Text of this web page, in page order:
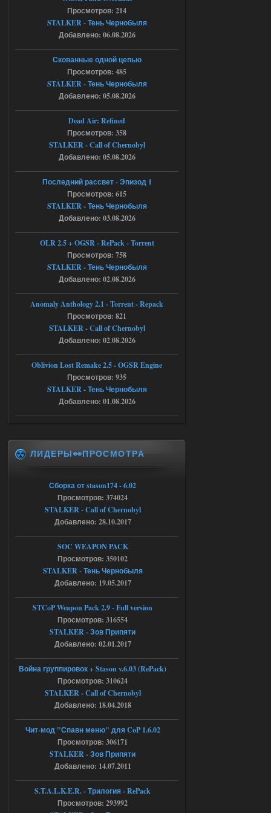
Спавнер + Правки + Античит - Dead
City Final
Что то не работает спавнер,
все устанавливал по
мануалу......
Ответить ➤
06.08.2026
Игра для сталкера 21-очко
ruslanpyrusov
как изменить макс сумму
ставки в файлах чтобы
ставить больше 1 к
Ответить ➤
05.08.2026
Тайна Зоны - Remaster 2026
Stalker-Mods-Clan-su
Доступно только для пользователей
Ответить ➤
05.08.2026
Тайна Зоны - Remaster 2026
патч я установил после
установки мода, да, ладно,
наверное вы правы придется ожидать
Stalker-Mods-Clan-su
Ответить ➤
05.08.2026
AndreySA
[05.08.26
20:23:10.934] [17468]
FATAL ERROR
[error]Expression : FATAL ERROR
[error]Function :
CScriptEngine::lua_pcall_failed
[error]File : D:\a\OGSR-
Engine\OGSR-
Engine\ogsr_engine\COMMON_AI\scrip
[error]Line : 75
[error]Description :
[CScriptEngine::lua_pcall_failed]: ... -
chernobyl\gamedata\scripts\xr_camper.sc
ript:510: attempt to index local 'manager'
(a nil value)
Вылет после захода в Припять.
05.08.2026
Скованные одной цепью
18:37
r4908778
с избавлением от баласта,
доходяга.
Просмотров: 214
STALKER - Тень Чернобыля
Добавлено: 06.08.2026
Скованные одной цепью
Просмотров: 485
STALKER - Тень Чернобыля
Добавлено: 05.08.2026
Dead Air: Refined
Просмотров: 358
STALKER - Call of Chernobyl
Добавлено: 05.08.2026
Последний рассвет - Эпизод 1
Просмотров: 615
STALKER - Тень Чернобыля
Добавлено: 03.08.2026
OLR 2.5 + OGSR - RePack - Torrent
Просмотров: 758
STALKER - Тень Чернобыля
Добавлено: 02.08.2026
Anomaly Anthology 2.1 - Torrent - Repack
Просмотров: 821
STALKER - Call of Chernobyl
Добавлено: 02.08.2026
Oblivion Lost Remake 2.5 - OGSR Engine
Просмотров: 935
STALKER - Тень Чернобыля
Добавлено: 01.08.2026
ЛИДЕРЫ👀ПРОСМОТРА
Сборка от stason174 - 6.02
Просмотров: 374024
STALKER - Call of Chernobyl
Добавлено: 28.10.2017
SOC WEAPON PACK
Просмотров: 350102
STALKER - Тень Чернобыля
Добавлено: 19.05.2017
STCoP Weapon Pack 2.9 - Full version
Просмотров: 316554
STALKER - Зов Припяти
Добавлено: 02.01.2017
Война группировок + Stason v.6.03 (RePack)
Просмотров: 310624
STALKER - Call of Chernobyl
Добавлено: 18.04.2018
Чит-мод "Спавн меню" для CoP 1.6.02
Просмотров: 306171
STALKER - Зов Припяти
Добавлено: 14.07.2011
S.T.A.L.K.E.R. - Трилогия - RePack
Просмотров: 293992